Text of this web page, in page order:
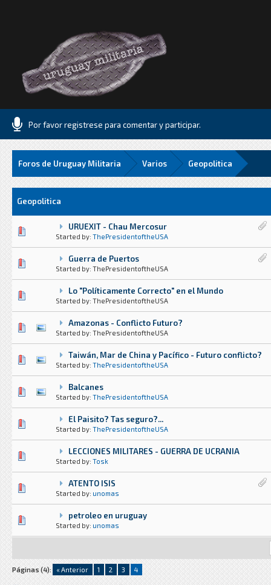
Por favor registrese para comentar y participar.
Foros de Uruguay Militaria Varios Geopolitica
Geopolitica
URUEXIT - Chau Mercosur
Started by: ThePresidentoftheUSA
1 voto(s) - Media 1 de 5
2345
Guerra de Puertos
Started by: ThePresidentoftheUSA
1 voto(s) - Media 1 de 5
2345
Lo "Políticamente Correcto" en el Mundo
Started by: ThePresidentoftheUSA
0 voto(s) - Media 0 de 5
23 5
Amazonas - Conflicto Futuro?
Started by: ThePresidentoftheUSA
0 voto(s) - Media 0 de 5
2345
Taiwán, Mar de China y Pacífico - Futuro conflicto?
Started by: ThePresidentoftheUSA
1 voto(s) - Media 3 de 5
2345
Balcanes
Started by: ThePresidentoftheUSA
0 voto(s) - Media 0 de 5
2345
El Paisito? Tas seguro?...
Started by: ThePresidentoftheUSA
0 voto(s) - Media 0 de 5
234 5
LECCIONES MILITARES - GUERRA DE UCRANIA
Started by: Tosk
0 voto(s) - Media 0 de 5
2345
ATENTO ISIS
Started by: unomas
2 voto(s) - Media 3 de 5
23 45
petroleo en uruguay
Started by: unomas
0 voto(s) - Media 0 de 5
234 5
Páginas (4): « Anterior 1 2 3 4